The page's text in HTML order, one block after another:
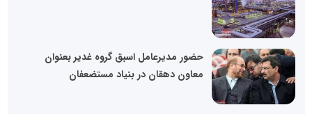
حضور مدیرعامل اسبق گروه غدیر بعنوان
معاون دهقان در بنیاد مستضعفان